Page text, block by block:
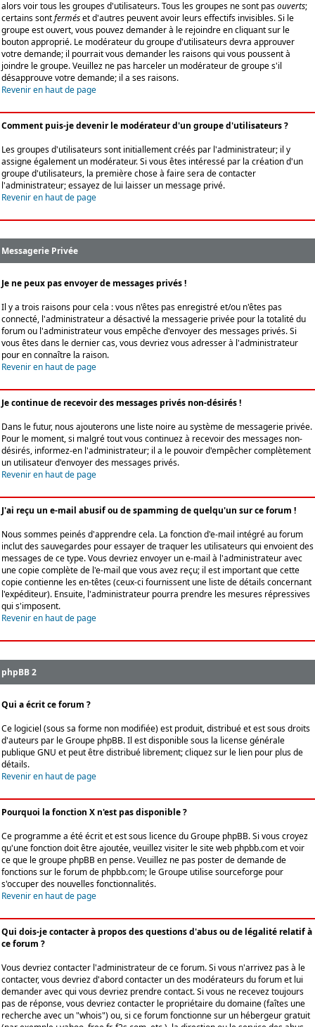
alors voir tous les groupes d'utilisateurs. Tous les groupes ne sont pasouverts;
certains sontferméset d'autres peuvent avoir leurs effectifs invisibles. Si le
groupe est ouvert, vous pouvez demander à le rejoindre en cliquant sur le
bouton approprié. Le modérateur du groupe d'utilisateurs devra approuver
votre demande; il pourrait vous demander les raisons qui vous poussent à
joindre le groupe. Veuillez ne pas harceler un modérateur de groupe s'il
désapprouve votre demande; il a ses raisons.
Revenir en haut de page
Comment puis-je devenir le modérateur d'un groupe d'utilisateurs ?
Les groupes d'utilisateurs sont initiallement créés par l'administrateur; il y
assigne également un modérateur. Si vous êtes intéressé par la création d'un
groupe d'utilisateurs, la première chose à faire sera de contacter
l'administrateur; essayez de lui laisser un message privé.
Revenir en haut de page
Messagerie Privée
Je ne peux pas envoyer de messages privés !
Il y a trois raisons pour cela : vous n'êtes pas enregistré et/ou n'êtes pas
connecté, l'administrateur a désactivé la messagerie privée pour la totalité du
forum ou l'administrateur vous empêche d'envoyer des messages privés. Si
vous êtes dans le dernier cas, vous devriez vous adresser à l'administrateur
pour en connaître la raison.
Revenir en haut de page
Je continue de recevoir des messages privés non-désirés !
Dans le futur, nous ajouterons une liste noire au système de messagerie privée.
Pour le moment, si malgré tout vous continuez à recevoir des messages non-
désirés, informez-en l'administrateur; il a le pouvoir d'empêcher complètement
un utilisateur d'envoyer des messages privés.
Revenir en haut de page
J'ai reçu un e-mail abusif ou de spamming de quelqu'un sur ce forum !
Nous sommes peinés d'apprendre cela. La fonction d'e-mail intégré au forum
inclut des sauvegardes pour essayer de traquer les utilisateurs qui envoient des
messages de ce type. Vous devriez envoyer un e-mail à l'administrateur avec
une copie complète de l'e-mail que vous avez reçu; il est important que cette
copie contienne les en-têtes (ceux-ci fournissent une liste de détails concernant
l'expéditeur). Ensuite, l'administrateur pourra prendre les mesures répressives
qui s'imposent.
Revenir en haut de page
phpBB 2
Qui a écrit ce forum ?
Ce logiciel (sous sa forme non modifiée) est produit, distribué et est sous droits
d'auteurs par leGroupe phpBB. Il est disponible sous la license générale
publique GNU et peut être distribué librement; cliquez sur le lien pour plus de
détails.
Revenir en haut de page
Pourquoi la fonction X n'est pas disponible ?
Ce programme a été écrit et est sous licence du Groupe phpBB. Si vous croyez
qu'une fonction doit être ajoutée, veuillez visiter le site web phpbb.com et voir
ce que le groupe phpBB en pense. Veuillez ne pas poster de demande de
fonctions sur le forum de phpbb.com; le Groupe utilise sourceforge pour
s'occuper des nouvelles fonctionnalités.
Revenir en haut de page
Qui dois-je contacter à propos des questions d'abus ou de légalité relatif à
ce forum ?
Vous devriez contacter l'administrateur de ce forum. Si vous n'arrivez pas à le
contacter, vous devriez d'abord contacter un des modérateurs du forum et lui
demander avec qui vous devriez prendre contact. Si vous ne recevez toujours
pas de réponse, vous devriez contacter le propriétaire du domaine (faîtes une
recherche avec un "whois") ou, si ce forum fonctionne sur un hébergeur gratuit